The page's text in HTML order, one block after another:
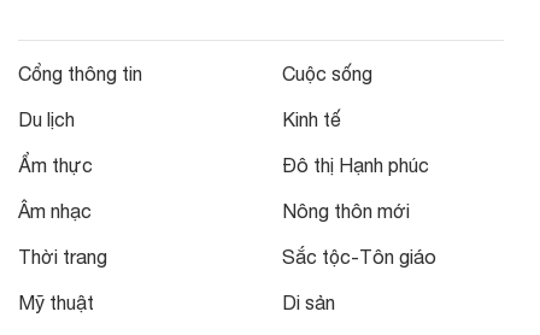
Cổng thông tin
Du lịch
Ẩm thực
Âm nhạc
Thời trang
Mỹ thuật
Cuộc sống
Kinh tế
Đô thị Hạnh phúc
Nông thôn mới
Sắc tộc-Tôn giáo
Di sản